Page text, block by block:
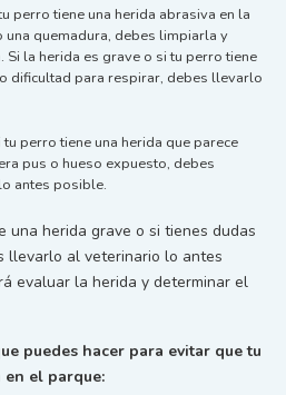
perro tiene una herida abrasiva en la
una quemadura, debes limpiarla y
Si la herida es grave o si tu perro tiene
dificultad para respirar, debes llevarlo
tu perro tiene una herida que parece
pus o hueso expuesto, debes
antes posible.
una herida grave o si tienes dudas
llevarlo al veterinario lo antes
evaluar la herida y determinar el
puedes hacer para evitar que tu
el parque: